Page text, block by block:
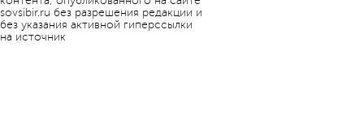
sovsibir.ru без разрешения редакции и
без указания активной гиперссылки
на источник